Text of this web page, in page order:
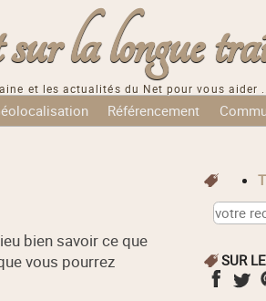
la longue
et les actualités du Net pour vous aider
Référencement
bien savoir ce que
vous pourrez
SUR